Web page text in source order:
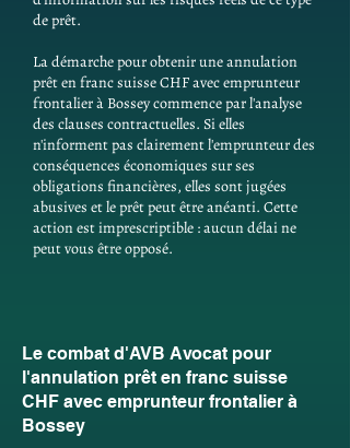
de prêt.
La démarche pour obtenir une annulation
prêt en franc suisse CHF avec emprunteur
frontalier à Bossey commence par l'analyse
des clauses contractuelles. Si elles
n'informent pas clairement l'emprunteur des
conséquences économiques sur ses
obligations financières, elles sont jugées
abusives et le prêt peut être anéanti. Cette
action est imprescriptible : aucun délai ne
peut vous être opposé.
Le combat d'AVB Avocat pour
l'annulation prêt en franc suisse
CHF avec emprunteur frontalier à
Bossey